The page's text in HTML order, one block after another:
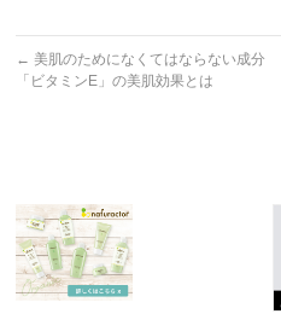
← 美肌のためになくてはならない成分
「ビタミンE」の美肌効果とは